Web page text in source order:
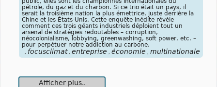
pétrole, du gaz et du charbon. Si ce trio était un pays, il
serait la troisième nation la plus émettrice, juste derrière la
Chine et les États-Unis. Cette enquête inédite révèle
comment ces trois géants industriels déploient tout un
arsenal de stratégies redoutables – corruption,
néocolonialisme, lobbying, greenwashing, soft power, etc. –
pour perpétuer notre addiction au carbone.
focusclimat entreprise économie multinationale
Afficher plus..